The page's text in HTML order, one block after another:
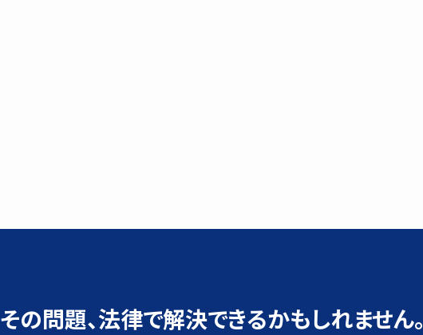
その問題、法律で解決できるかもしれません。